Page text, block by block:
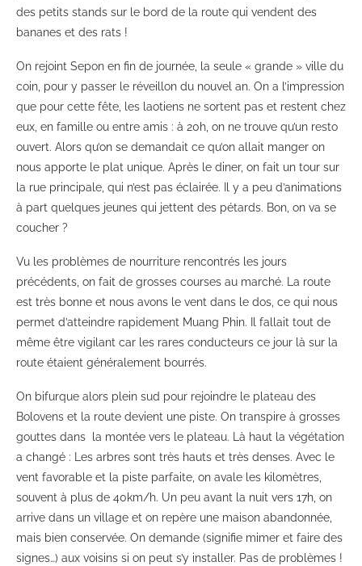
des petits stands sur le bord de la route qui vendent des
bananes et des rats !
On rejoint Sepon en fin de journée, la seule « grande » ville du
coin, pour y passer le réveillon du nouvel an. On a l’impression
que pour cette fête, les laotiens ne sortent pas et restent chez
eux, en famille ou entre amis : à 20h, on ne trouve qu’un resto
ouvert. Alors qu’on se demandait ce qu’on allait manger on
nous apporte le plat unique. Après le diner, on fait un tour sur
la rue principale, qui n’est pas éclairée. Il y a peu d’animations
à part quelques jeunes qui jettent des pétards. Bon, on va se
coucher ?
Vu les problèmes de nourriture rencontrés les jours
précédents, on fait de grosses courses au marché. La route
est très bonne et nous avons le vent dans le dos, ce qui nous
permet d’atteindre rapidement Muang Phin. Il fallait tout de
même être vigilant car les rares conducteurs ce jour là sur la
route étaient généralement bourrés.
On bifurque alors plein sud pour rejoindre le plateau des
Bolovens et la route devient une piste. On transpire à grosses
gouttes dans la montée vers le plateau. Là haut la végétation
a changé : Les arbres sont très hauts et très denses. Avec le
vent favorable et la piste parfaite, on avale les kilomètres,
souvent à plus de 40km/h. Un peu avant la nuit vers 17h, on
arrive dans un village et on repère une maison abandonnée,
mais bien conservée. On demande (signifie mimer et faire des
signes…) aux voisins si on peut s’y installer. Pas de problèmes !